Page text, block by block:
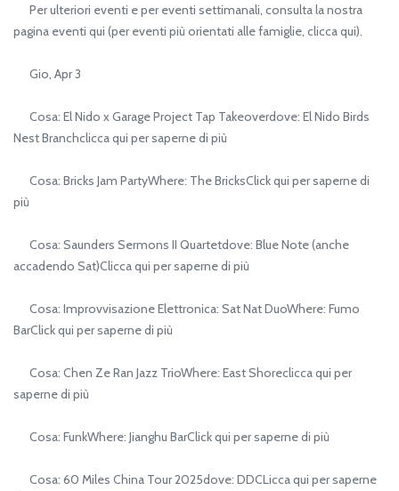
Per ulteriori eventi e per eventi settimanali, consulta la nostra
pagina eventi qui (per eventi più orientati alle famiglie, clicca qui).
Gio, Apr 3
Cosa: El Nido x Garage Project Tap Takeoverdove: El Nido Birds
Nest Branchclicca qui per saperne di più
Cosa: Bricks Jam PartyWhere: The BricksClick qui per saperne di
più
Cosa: Saunders Sermons II Quartetdove: Blue Note (anche
accadendo Sat)Clicca qui per saperne di più
Cosa: Improvvisazione Elettronica: Sat Nat DuoWhere: Fumo
BarClick qui per saperne di più
Cosa: Chen Ze Ran Jazz TrioWhere: East Shoreclicca qui per
saperne di più
Cosa: FunkWhere: Jianghu BarClick qui per saperne di più
Cosa: 60 Miles China Tour 2025dove: DDCLicca qui per saperne